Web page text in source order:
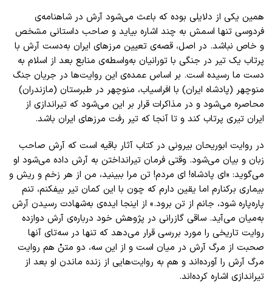
همین یکی از دلایلی بوده که باعث می‌شود آرش در شاهنامه‌ی
فردوسی تنها اسمش به چند اشاره بیاید و صاحب داستانی مشخص
و خاص نباشد. در اصل، قصه‌ی تعیین مرز‌های ایران به‌دست آرش با
پرتاب یک تیر در جنگی با تورانیان به‌واسطه‌ی منابع بعد از اسلام به
دست ما رسیده است. بر اساس عمده‌ی این روایت‌ها در جریان جنگ
منوچهر (پادشاه ایران) با افراسیاب، منوچهر در طبرستان (مازندران)
محاصره می‌‌شود و در مذاکرات قرار بر این می‌شود که تیر‌اندازی از
ایران تیری‌ پرتاب کند و تا آنجا که تیر رفت مرز‌های ایران باشد.
در روایت ابوریحان بیرونی در کتاب آثار باقیه است که آرش صاحب
زبان و بیان می‌شود. وقتی فرمان تیر‌انداختن به آرش داده می‌شود او
می‌گوید: «ای پادشاه! ای مردم! تن مرا ببینید، من از هر زخم و ریش و
بیماری برکنارم اما یقین دارم که چون با این کمان تیر بیفکنم، تنم
پاره‌پاره شود، جانم از تن برود.» از اینجا ایده‌ی به‌شهادت رسیدن آرش
به‌میان می‌آید. ساقی گازرانی در پژوهش خود درباره‌ی آرش دوازده
روایت تاریخی را مورد بررسی قرار می‌دهد که تنها در سه‌تای آنها
صحبت از مرگ آرش در میان است و از این سه، دو متنْ هم روایت
مرگ آرش را آورده‌اند و هم به روایت‌هایی از زنده‌ ماندن او بعد از
تیر‌اندازی اشاره کرده‌اند.